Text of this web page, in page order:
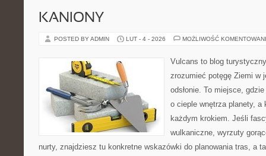
KANIONY
POSTED BY ADMIN LUT - 4 - 2026 MOŻLIWOŚĆ
Vulcans to blog
zrozumieć potęgę Ziemi w
odsłonie. To miejsce,
o cieple wnętrza planety, a
każdym krokiem. Jeśli
wulkaniczne, wyrzuty
nurty, znajdziesz tu konkretne wskazówki do planowania tras, a